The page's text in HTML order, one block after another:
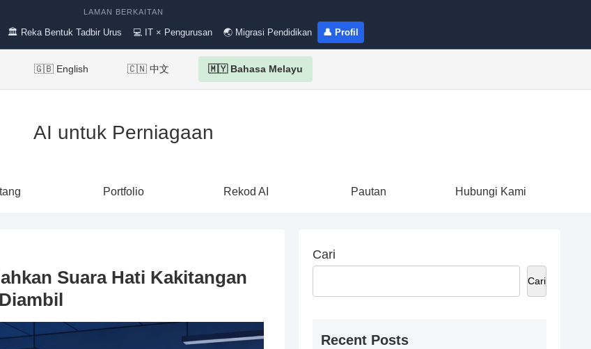
LAMAN BERKAITAN
🏛 Reka Bentuk Tadbir Urus 💻 IT × Pengurusan 🌏 Migrasi Pendidikan 👤 Profil
🇬🇧 English 🇨🇳 中文 🇲🇾 Bahasa Melayu
AI untuk Perniagaan
Portfolio Rekod AI Pautan Hubungi Kami
Suara Hati Kakitangan
Cari
Cari
Recent Posts